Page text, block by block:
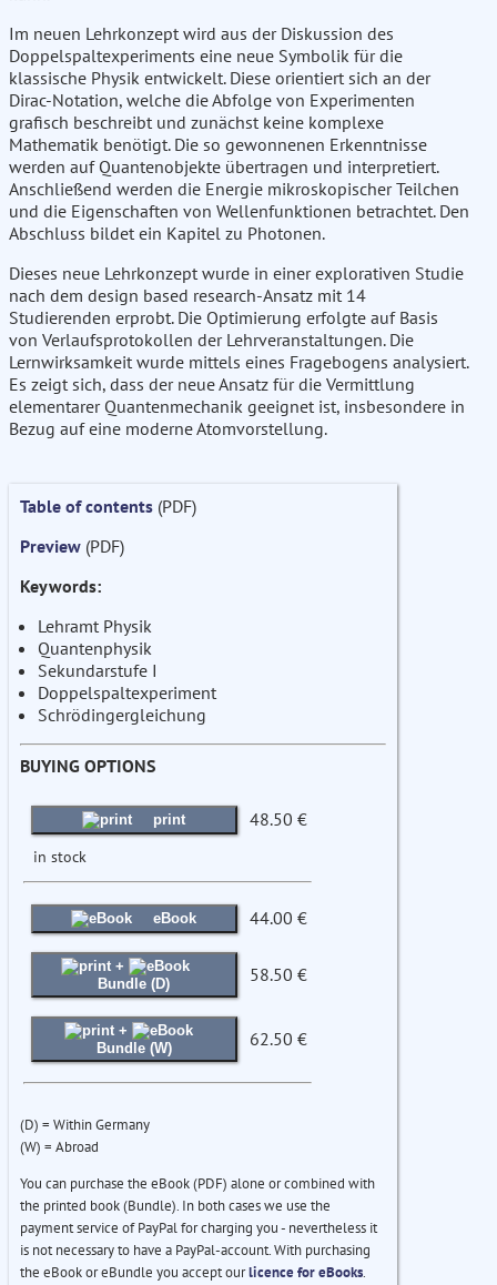
Im neuen Lehrkonzept wird aus der Diskussion des
Doppelspaltexperiments eine neue Symbolik für die
klassische Physik entwickelt. Diese orientiert sich an der
Dirac-Notation, welche die Abfolge von Experimenten
grafisch beschreibt und zunächst keine komplexe
Mathematik benötigt. Die so gewonnenen Erkenntnisse
werden auf Quantenobjekte übertragen und interpretiert.
Anschließend werden die Energie mikroskopischer Teilchen
und die Eigenschaften von Wellenfunktionen betrachtet. Den
Abschluss bildet ein Kapitel zu Photonen.
Dieses neue Lehrkonzept wurde in einer explorativen Studie
nach dem design based research-Ansatz mit 14
Studierenden erprobt. Die Optimierung erfolgte auf Basis
von Verlaufsprotokollen der Lehrveranstaltungen. Die
Lernwirksamkeit wurde mittels eines Fragebogens analysiert.
Es zeigt sich, dass der neue Ansatz für die Vermittlung
elementarer Quantenmechanik geeignet ist, insbesondere in
Bezug auf eine moderne Atomvorstellung.
Table of contents (PDF)
Preview (PDF)
Keywords:
Lehramt Physik
Quantenphysik
Sekundarstufe I
Doppelspaltexperiment
Schrödingergleichung
BUYING OPTIONS
print 48.50 €
in stock
eBook 44.00 €
+
Bundle (D)
58.50 €
+
Bundle (W)
62.50 €
(D) = Within Germany
(W) = Abroad
You can purchase the eBook (PDF) alone or combined with
the printed book (Bundle). In both cases we use the
payment service of PayPal for charging you - nevertheless it
is not necessary to have a PayPal-account. With purchasing
the eBook or eBundle you accept ourlicence for eBooks.